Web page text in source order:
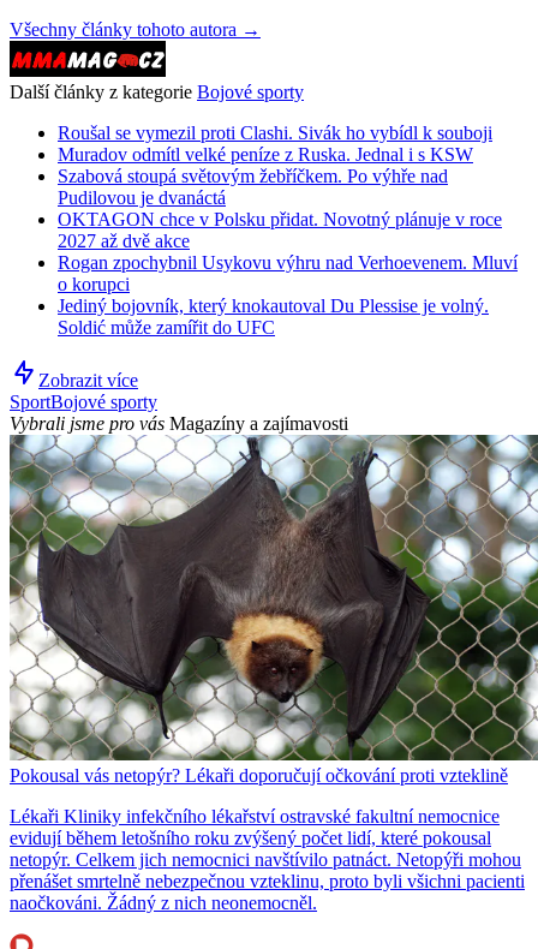
Všechny články tohoto autora →
Další články z kategorie Bojové sporty
Roušal se vymezil proti Clashi. Sivák ho vybídl k souboji
Muradov odmítl velké peníze z Ruska. Jednal i s KSW
Szabová stoupá světovým žebříčkem. Po výhře nad
Pudilovou je dvanáctá
OKTAGON chce v Polsku přidat. Novotný plánuje v roce
2027 až dvě akce
Rogan zpochybnil Usykovu výhru nad Verhoevenem. Mluví
o korupci
Jediný bojovník, který knokautoval Du Plessise je volný.
Soldić může zamířit do UFC
Zobrazit více
SportBojové sporty
Vybrali jsme pro vás Magazíny a zajímavosti
Pokousal vás netopýr? Lékaři doporučují očkování proti vzteklině
Lékaři Kliniky infekčního lékařství ostravské fakultní nemocnice
evidují během letošního roku zvýšený počet lidí, které pokousal
netopýr. Celkem jich nemocnici navštívilo patnáct. Netopýři mohou
přenášet smrtelně nebezpečnou vzteklinu, proto byli všichni pacienti
naočkováni. Žádný z nich neonemocněl.